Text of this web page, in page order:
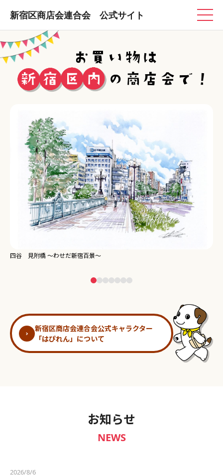
新宿区商店会連合会 公式サイト
新宿区商店会連合会公式キャラクター
「はぴれん」について
お知らせ
NEWS
2026/8/6